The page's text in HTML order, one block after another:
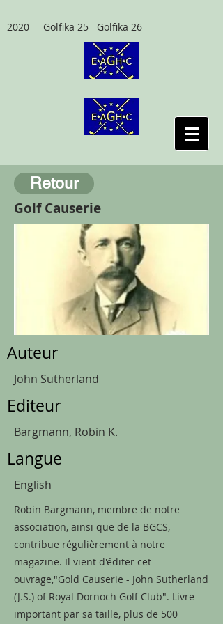
2020 Golfika 25 Golfika 26
Retour
Golf Causerie
Auteur
John Sutherland
Editeur
Bargmann, Robin K.
Langue
English
Robin Bargmann, membre de notre
association, ainsi que de la BGCS,
contribue régulièrement à notre
magazine. Il vient d'éditer cet
ouvrage,"Gold Causerie - John Sutherland
(J.S.) of Royal Dornoch Golf Club". Livre
important par sa taille, plus de 500